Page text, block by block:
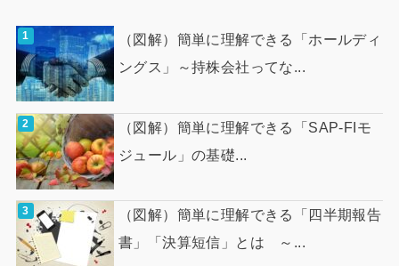
（図解）簡単に理解できる「ホールディ
ングス」～持株会社ってな...
（図解）簡単に理解できる「SAP-FIモ
ジュール」の基礎...
（図解）簡単に理解できる「四半期報告
書」「決算短信」とは ～...